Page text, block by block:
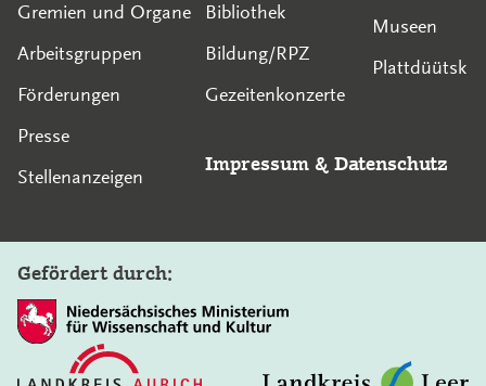
Gremien und Organe
Arbeitsgruppen
Förderungen
Presse
Stellenanzeigen
Bibliothek
Bildung/RPZ
Gezeitenkonzerte
Museen
Plattdüütsk
Impressum & Datenschutz
Gefördert durch: